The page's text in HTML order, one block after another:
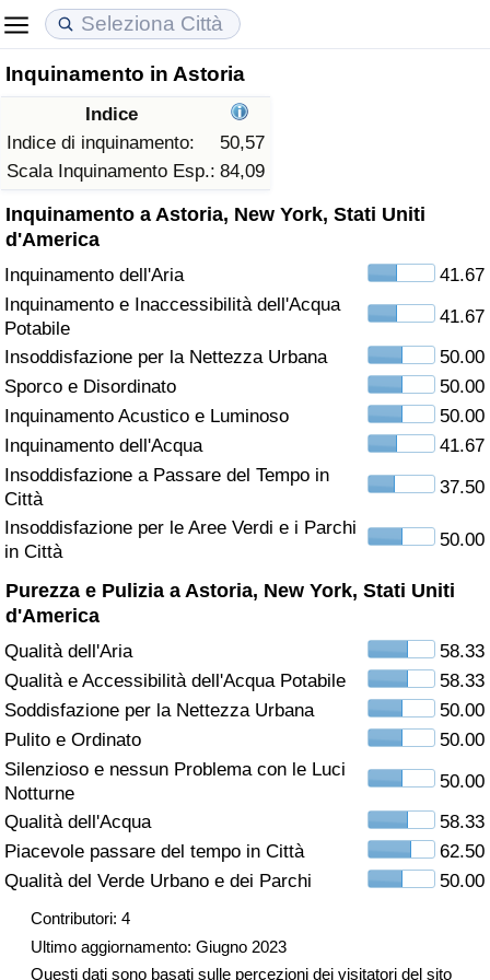
Inquinamento in Astoria
Indice
Indice di inquinamento:
50,57
Scala Inquinamento Esp.: 84,09
Inquinamento a Astoria, New York, Stati Uniti
d'America
Inquinamento dell'Aria
41.67
Inquinamento e Inaccessibilità dell'Acqua
Potabile
41.67
Insoddisfazione per la Nettezza Urbana
50.00
Sporco e Disordinato
50.00
Inquinamento Acustico e Luminoso
50.00
Inquinamento dell'Acqua
41.67
Insoddisfazione a Passare del Tempo in
Città
37.50
Insoddisfazione per le Aree Verdi e i Parchi
in Città
50.00
Purezza e Pulizia a Astoria, New York, Stati Uniti
d'America
Qualità dell'Aria
58.33
Qualità e Accessibilità dell'Acqua Potabile
58.33
Soddisfazione per la Nettezza Urbana
50.00
Pulito e Ordinato
50.00
Silenzioso e nessun Problema con le Luci
Notturne
50.00
Qualità dell'Acqua
58.33
Piacevole passare del tempo in Città
62.50
Qualità del Verde Urbano e dei Parchi
50.00
Contributori: 4
Ultimo aggiornamento: Giugno 2023
Questi dati sono basati sulle percezioni dei visitatori del sito
Costo della vita
Indice Del Costo Della Vita (corrente)
Indice Del Costo Della Vita
Indice del Costo della Vita per Nazione
ad Aqaba
Prezzi degli immobili
Indice del Prezzo delle Case (Corrente)
Indice del Prezzo delle Case
Indice del Prezzo delle Case per Nazione
Qualità della Vita
Indice della Qualità della Vita
Indice della Qualità della Vita (Corrente)
Indice della qualità della vita per Paese
Criminalità
Indice del Tasso di Criminalità (Corrente)
Indice della Criminalità
Indice di criminalità per paese
Assistenza Sanitaria
Indice dell’Assistenza Sanitaria (Corrente)
Indice dell’Assistenza Sanitaria
Indice dell’Assistenza Sanitaria per
Nazione
Inquinamento
Indice dell’Inquinamento (Corrente)
Indice di inquinamento
Indice dell’Inquinamento per Nazione